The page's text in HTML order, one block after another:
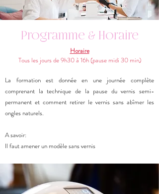
Programme & Horaire
Horaire
Tous les jours de 9h30 à 16h (pause midi 30 min)
La formation est donnée en une journée complète
comprenant la technique de la pause du vernis semi-
permanent et comment retirer le vernis sans abîmer les
ongles naturels.
A savoir:
Il faut amener un modèle sans vernis